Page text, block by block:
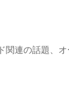
連の話題、